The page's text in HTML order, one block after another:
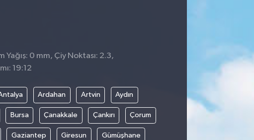
Yağış: 0 mm, Çiy Noktası: 2.3,
19:12
Ardahan Artvin Aydın
Bursa Çanakkale Çankırı Çorum
Gaziantep Giresun Gümüşhane